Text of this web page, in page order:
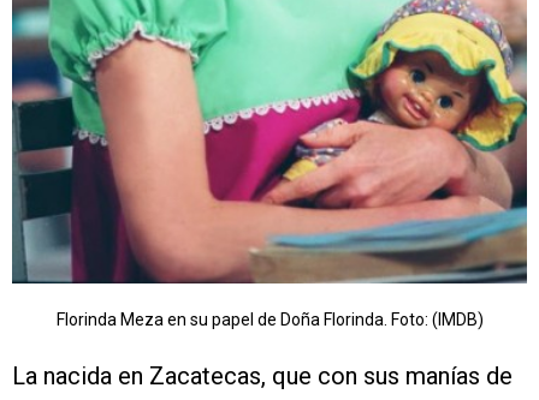
Florinda Meza en su papel de Doña Florinda. Foto: (IMDB)
La nacida en Zacatecas, que con sus manías de